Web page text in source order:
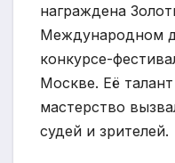
награждена
Международном
конкурсе-
Москве. Её
мастерство
судей и зрителей.